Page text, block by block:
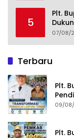
5
Plt.
07/08/
Terbaru
Plt.
09/
Plt.